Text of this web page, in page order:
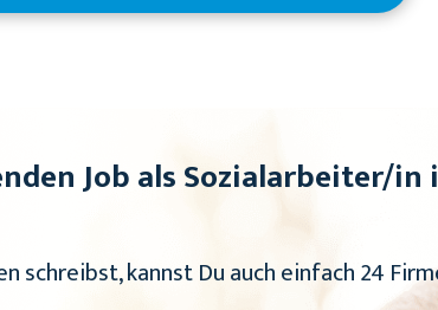
Job als Sozialarbeiter/
kannst Du auch einfach 24